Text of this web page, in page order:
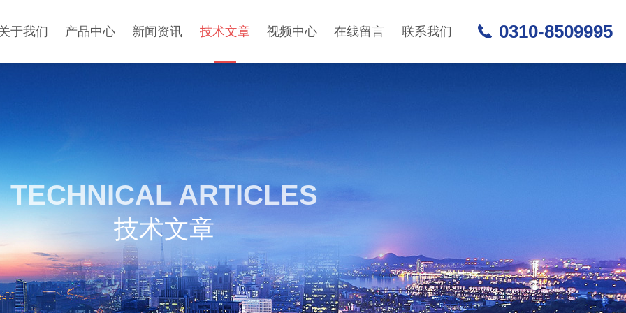
于我们 产品中心 新闻资讯 技术文章 视频中心 在线留言 联系我们 0310-8509995
TECHNICAL ARTICLES
技术文章